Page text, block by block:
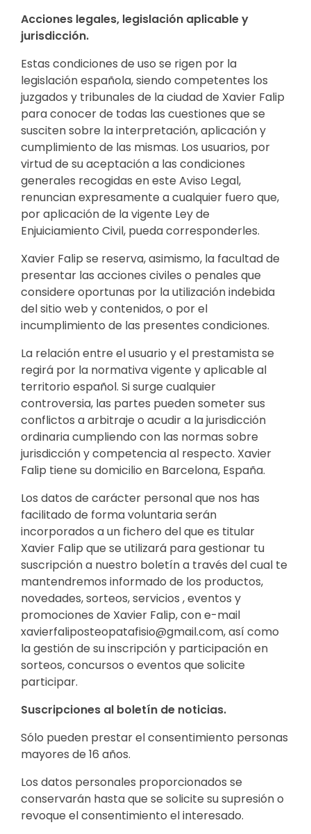
Acciones legales, legislación aplicable y
jurisdicción.
Estas condiciones de uso se rigen por la
legislación española, siendo competentes los
juzgados y tribunales de la ciudad de Xavier Falip
para conocer de todas las cuestiones que se
susciten sobre la interpretación, aplicación y
cumplimiento de las mismas. Los usuarios, por
virtud de su aceptación a las condiciones
generales recogidas en este Aviso Legal,
renuncian expresamente a cualquier fuero que,
por aplicación de la vigente Ley de
Enjuiciamiento Civil, pueda corresponderles.
Xavier Falip se reserva, asimismo, la facultad de
presentar las acciones civiles o penales que
considere oportunas por la utilización indebida
del sitio web y contenidos, o por el
incumplimiento de las presentes condiciones.
La relación entre el usuario y el prestamista se
regirá por la normativa vigente y aplicable al
territorio español. Si surge cualquier
controversia, las partes pueden someter sus
conflictos a arbitraje o acudir a la jurisdicción
ordinaria cumpliendo con las normas sobre
jurisdicción y competencia al respecto. Xavier
Falip tiene su domicilio en Barcelona, ​​España.
Los datos de carácter personal que nos has
facilitado de forma voluntaria serán
incorporados a un fichero del que es titular
Xavier Falip que se utilizará para gestionar tu
suscripción a nuestro boletín a través del cual te
mantendremos informado de los productos,
novedades, sorteos, servicios , eventos y
promociones de Xavier Falip, con e-mail
xavierfaliposteopatafisio@gmail.com, así como
la gestión de su inscripción y participación en
sorteos, concursos o eventos que solicite
participar.
Suscripciones al boletín de noticias.
Sólo pueden prestar el consentimiento personas
mayores de 16 años.
Los datos personales proporcionados se
conservarán hasta que se solicite su supresión o
revoque el consentimiento el interesado.